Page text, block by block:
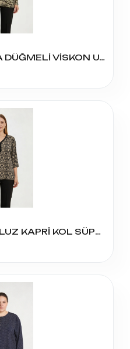
YILDIRIM ARMUT YAKA DÜĞMELİ VİSKON U.KOL BLUZ BATTAL
EMPİRME MENEKŞE BLUZ KAPRİ KOL SÜPER BATTAL